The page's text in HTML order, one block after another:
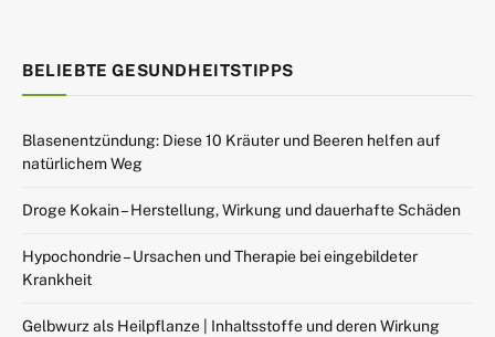
BELIEBTE GESUNDHEITSTIPPS
Blasenentzündung: Diese 10 Kräuter und Beeren helfen auf
natürlichem Weg
Droge Kokain – Herstellung, Wirkung und dauerhafte Schäden
Hypochondrie – Ursachen und Therapie bei eingebildeter
Krankheit
Gelbwurz als Heilpflanze | Inhaltsstoffe und deren Wirkung